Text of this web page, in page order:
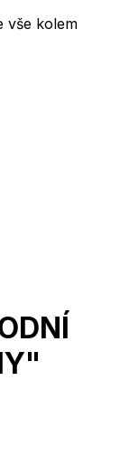
vše kolem